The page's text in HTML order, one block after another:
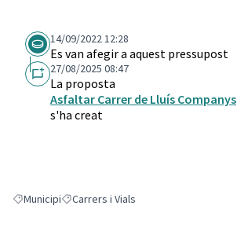
14/09/2022 12:28
Es van afegir a aquest pressupost
27/08/2025 08:47
La proposta
Asfaltar Carrer de Lluís Companys
s'ha creat
Resultats en filtrar per: Municipi
MunicipiResultats en filtrar per: Carrers i Vials
Carrers i Vials